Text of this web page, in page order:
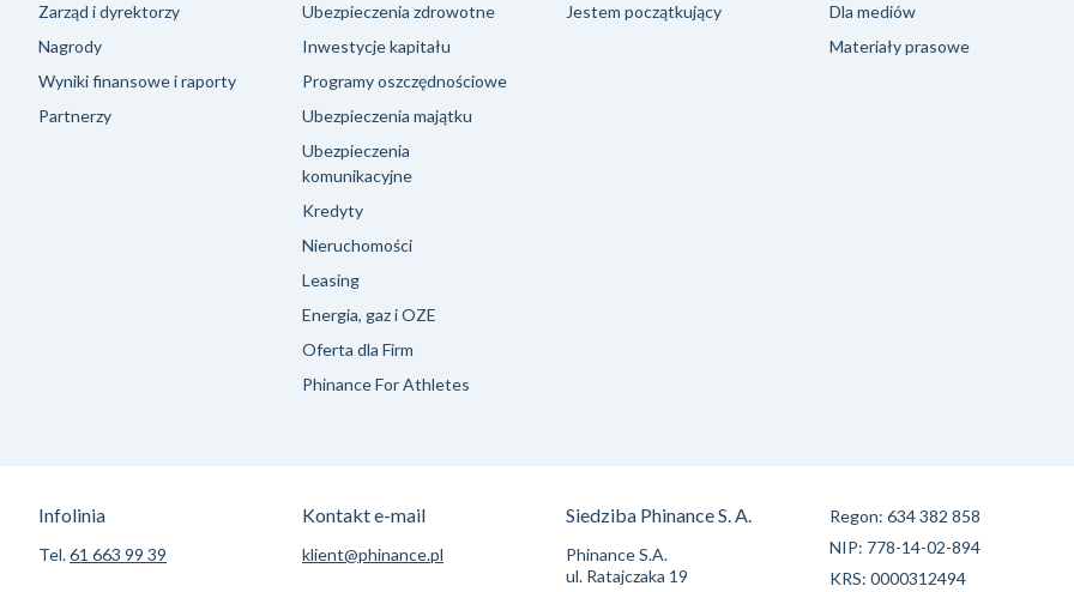
Zarząd i dyrektorzy
Nagrody
Wyniki finansowe i raporty
Partnerzy
Ubezpieczenia zdrowotne
Inwestycje kapitału
Programy oszczędnościowe
Ubezpieczenia majątku
Ubezpieczenia
komunikacyjne
Kredyty
Nieruchomości
Leasing
Energia, gaz i OZE
Oferta dla Firm
Phinance For Athletes
Jestem początkujący
Dla mediów
Materiały prasowe
Infolinia
Tel.61 663 99 39
Kontakt e-mail
klient@phinance.pl
Siedziba Phinance S. A.
Phinance S.A.
ul. Ratajczaka 19
Regon: 634 382 858
NIP: 778-14-02-894
KRS: 0000312494